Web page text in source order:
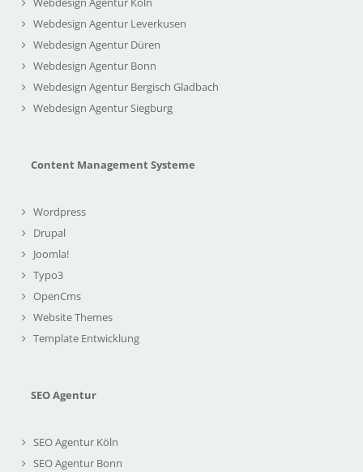
Webdesign Agentur Leverkusen
Webdesign Agentur Düren
Webdesign Agentur Bonn
Webdesign Agentur Bergisch Gladbach
Webdesign Agentur Siegburg
Content Management Systeme
Wordpress
Drupal
Joomla!
Typo3
OpenCms
Website Themes
Template Entwicklung
SEO Agentur
SEO Agentur Köln
SEO Agentur Bonn